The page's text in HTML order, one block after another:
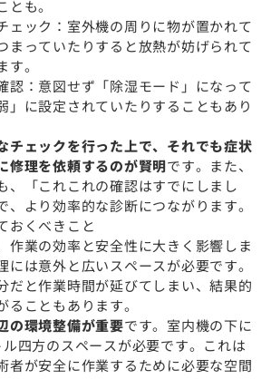
も。
ェック：室外機の周りに物が置かれて
まっていたりすると放熱が妨げられて
。
認：意図せず「除湿モード」になって
」に設定されていたりすることもあり
チェックを行った上で、それでも症状
修理を依頼するのが賢明です。また、
、「これこれの確認はすでにしまし
、より効率的な診断につながります。
おくべきこと
作業の効率と安全性に大きく影響しま
には意外と広いスペースが必要です。
だと作業時間が延びてしまい、結果的
こともあります。
の環境整備が重要です。室内機の下に
四方のスペースが必要です。これは
者が安全に作業するために必要な空間